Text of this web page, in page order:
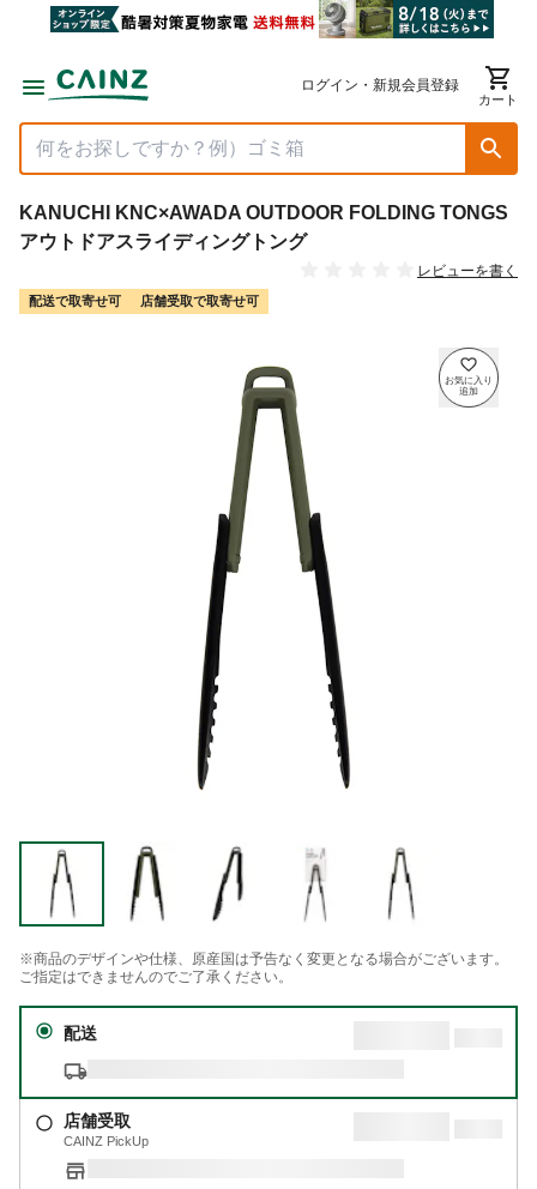
ログイン・新規会員登録
カート
KANUCHI KNC×AWADA OUTDOOR FOLDING TONGS
アウトドアスライディングトング
レビューを書く
配送で取寄せ可 店舗受取で取寄せ可
※商品のデザインや仕様、原産国は予告なく変更となる場合がございます。
ご指定はできませんのでご了承ください。
配送
店舗受取
CAINZ PickUp